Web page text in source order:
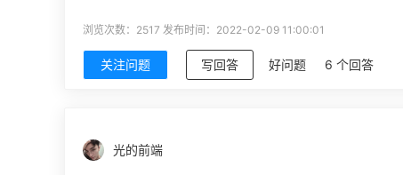
浏览次数：2517 发布时间：2022-02-09 11:00:01
关注问题 写回答 好问题 6 个回答
光的前端